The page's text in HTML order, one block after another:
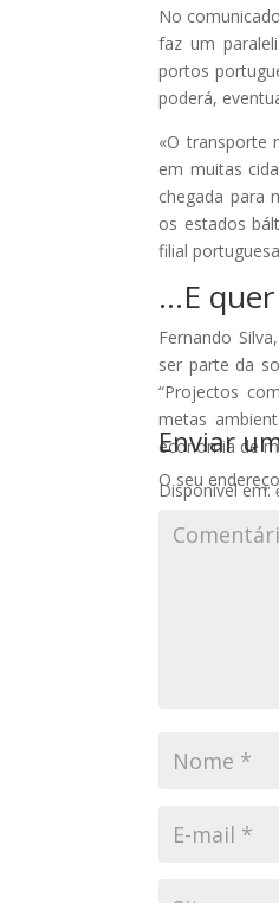
No
faz um
portos
poderá,
«O transporte
em muitas
chegada para
os estados
filial
…E
Fernando
ser parte da
“Projectos
metas
economia de
Disponível em:
Enviar
O seu